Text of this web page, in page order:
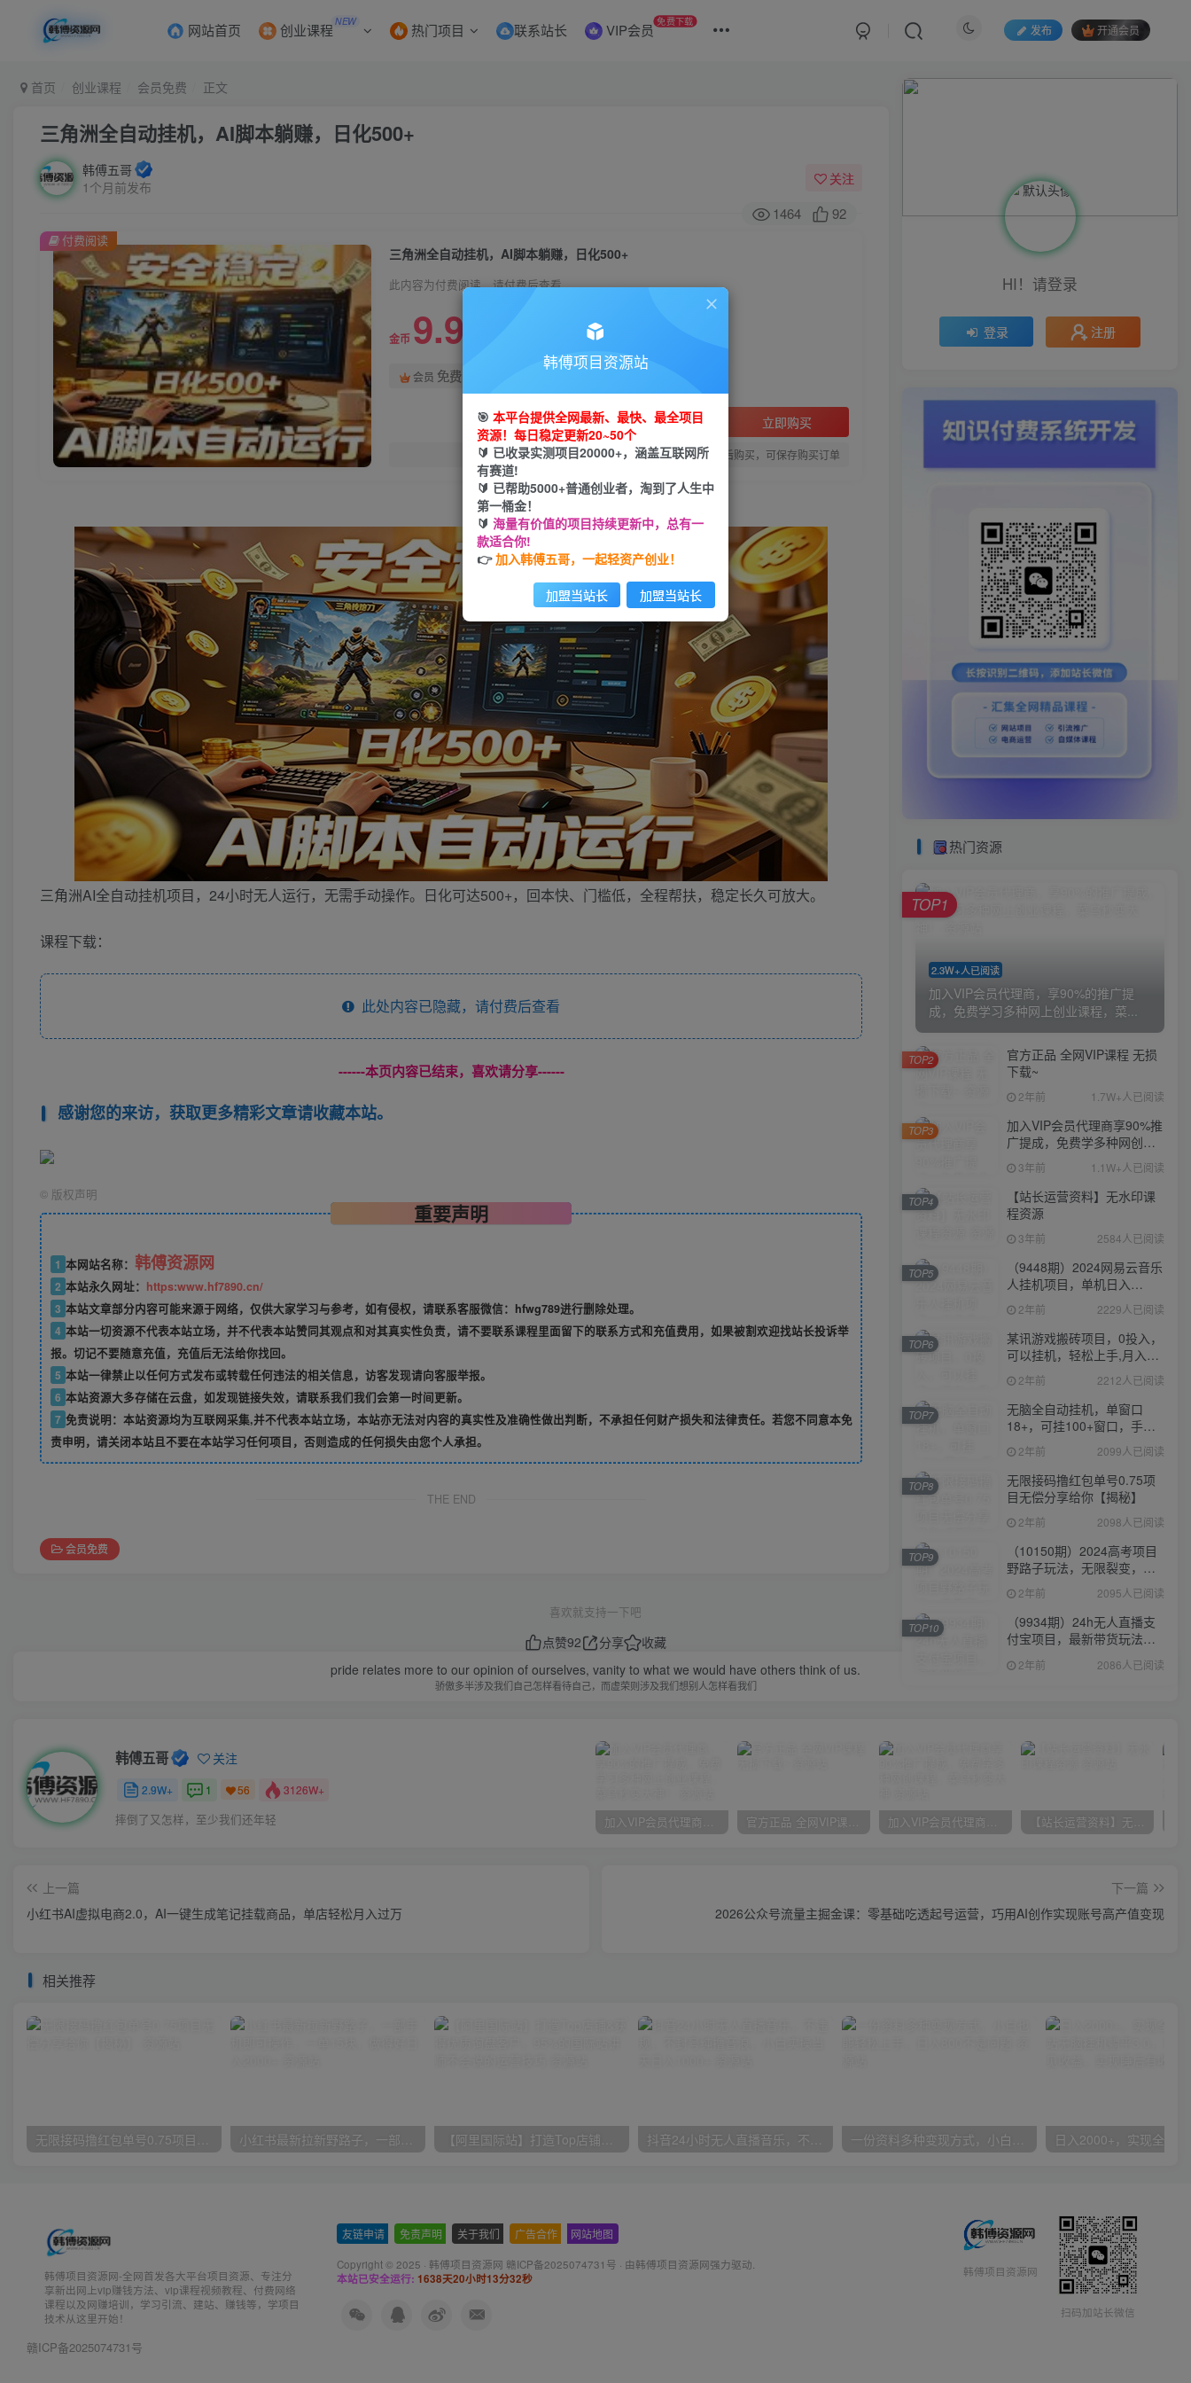
网站首页 创业课程 NEW 热门项目 联系站长 VIP会员 免费下载
发布 开通会员
首页 创业课程 会员免费 正文
三角洲全自动挂机，AI脚本躺赚，日化500+
韩傅五哥
1个月前发布
关注
1464 92
三角洲全自动挂机，AI脚本躺赚，日化500+
此内容为付费阅读，请付费后查看
金币 9.9
会员 免费
立即购买
您当前未登录！建议登陆后购买，可保存购买订单
付费阅读
三角洲AI全自动挂机项目，24小时无人运行，无需手动操作。日化可达500+，回本快、门槛低，全程帮扶，稳定长久可放大。
课程下载：
此处内容已隐藏，请付费后查看
------本页内容已结束，喜欢请分享------
感谢您的来访，获取更多精彩文章请收藏本站。
© 版权声明
重要声明
1 本网站名称： 韩傅资源网
2 本站永久网址： https:www.hf7890.cn/
3 本站文章部分内容可能来源于网络，仅供大家学习与参考，如有侵权，请联系客服微信：hfwg789进行删除处理。
4 本站一切资源不代表本站立场，并不代表本站赞同其观点和对其真实性负责，请不要联系课程里面留下的联系方式和充值费用，如果被割欢迎找站长投诉举
报。切记不要随意充值，充值后无法给你找回。
5 本站一律禁止以任何方式发布或转载任何违法的相关信息，访客发现请向客服举报。
6 本站资源大多存储在云盘，如发现链接失效，请联系我们我们会第一时间更新。
7 免责说明：本站资源均为互联网采集,并不代表本站立场，本站亦无法对内容的真实性及准确性做出判断，不承担任何财产损失和法律责任。若您不同意本免
责申明，请关闭本站且不要在本站学习任何项目，否则造成的任何损失由您个人承担。
THE END
会员免费
喜欢就支持一下吧
点赞92 分享
收藏
pride relates more to our opinion of ourselves, vanity to what we would have others think of us.
骄傲多半涉及我们自己怎样看待自己，而虚荣则涉及我们想别人怎样看我们
韩傅五哥 关注
2.9W+ 1 56 3126W+
摔倒了又怎样，至少我们还年轻 加入VIP会员代理商，享90%的推广提成，免费学习多种网上创业课程，菜鸟秒变大神！ 官方正品 全网VIP课程 无损下载~ 加入VIP会员代理商享90%推广提成，免费学多种网创课程，菜鸟秒变大神 【站长运营资料】无水印课程资源
上一篇
小红书AI虚拟电商2.0，AI一键生成笔记挂载商品，单店轻松月入过万
下一篇
2026公众号流量主掘金课：零基础吃透起号运营，巧用AI创作实现账号高产值变现
相关推荐
HI！请登录
登录 注册
热门资源
2.3W+人已阅读
加入VIP会员代理商，享90%的推广提
成，免费学习多种网上创业课程，菜...
TOP1
官方正品 全网VIP课程 无损
下载~
2年前 1.7W+人已阅读
TOP2
加入VIP会员代理商享90%推
广提成，免费学多种网创课
程，菜鸟秒变大神
3年前 1.1W+人已阅读
TOP3
【站长运营资料】无水印课
程资源
3年前 2584人已阅读
TOP4
（9448期）2024网易云音乐
人挂机项目，单机日入
150+，无脑月入5000+
2年前 2229人已阅读
TOP5
某讯游戏搬砖项目，0投入，
可以挂机，轻松上手,月入
3000+上不封顶
2年前 2212人已阅读
TOP6
无脑全自动挂机，单窗口
18+，可挂100+窗口，手机
电脑均可操作
2年前 2099人已阅读
TOP7
无限接码撸红包单号0.75项
目无偿分享给你【揭秘】
2年前 2098人已阅读
TOP8
（10150期）2024高考项目
野路子玩法，无限裂变，最
高一天1W＋！
2年前 2095人已阅读
TOP9
（9934期）24h无人直播支
付宝项目，最新带货玩法，
纯躺赚实测日入500+
2年前 2086人已阅读
TOP10
韩傅项目资源网-全网首发各大平台项目资源、专注分
享新出网上vip赚钱方法、vip课程视频教程、付费网络
课程以及网赚培训，学习引流、建站、赚钱等，学项目
技术从这里开始！
友链申请 免责声明 关于我们 广告合作 网站地图
Copyright © 2025 · 韩傅项目资源网 赣ICP备2025074731号 · 由韩傅项目资源网强力驱动.
本站已安全运行: 1638天20小时13分33秒
韩傅项目资源网
扫码加站长微信
赣ICP备2025074731号
韩傅项目资源站
🎯 本平台提供全网最新、最快、最全项目
资源！每日稳定更新20~50个
🔰 已收录实测项目20000+，涵盖互联网所
有赛道!
🔰 已帮助5000+普通创业者，淘到了人生中
第一桶金！
🔰 海量有价值的项目持续更新中，总有一
款适合你!
👉加入韩傅五哥，一起轻资产创业！
加盟当站长 加盟当站长